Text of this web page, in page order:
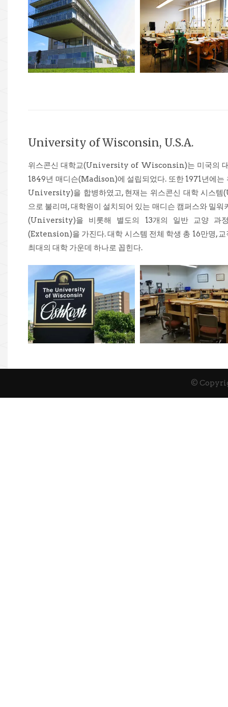
University of Wisconsin, U.S.A.
위스콘신 대학교(University of Wisconsin)는 미국의 대
1849년 매디슨(Madison)에 설립되었다. 또한 1971년에
University)을 합병하였고, 현재는 위스콘신 대학 시
으로 불리며, 대학원이 설치되어 있는 매디슨 캠퍼스와 밀
(University)을 비롯해 별도의 13개의 일반 교양 과
(Extension)을 가진다. 대학 시스템 전체 학생 총 16만명,
최대의 대학 가운데 하나로 꼽힌다.
©